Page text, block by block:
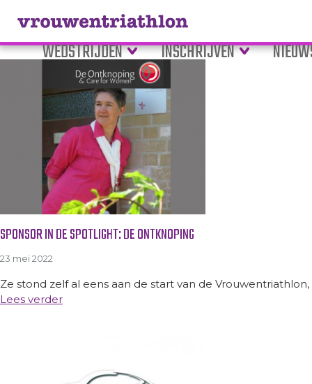
WEDSTRIJDEN INSCHRIJVEN
Tag Archive: sponsor
SPONSOR IN DE SPOTLIGHT: DE ONTKNOPING
23 mei 2022
Ze stond zelf al eens aan de start van de
Lees verder